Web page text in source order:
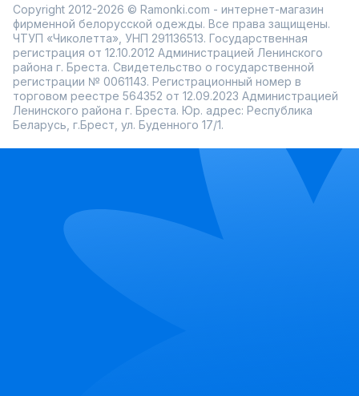
Варианты с коротким и длинным рукавом
Подходят для ежедневной носки и работы
Заказы обрабатываются быстро, есть возможность
примерки перед покупкой. Ramonki предлагает не только
розничные, но и оптовые варианты. Скидки и акции
делают покупки выгодными, а мобильное приложение
позволяет отслеживать новинки и оформлять заказ
буквально за несколько секунд.
Copyright 2012-2026 © Ramonki.com - интернет-магазин
фирменной белорусской одежды. Все права защищены.
ЧТУП «Чиколетта», УНП 291136513. Государственная
регистрация от 12.10.2012 Администрацией Ленинского
района г. Бреста. Свидетельство о государственной
регистрации № 0061143. Регистрационный номер в
торговом реестре 564352 от 12.09.2023 Администрацией
Ленинского района г. Бреста. Юр. адрес: Республика
Беларусь, г.Брест, ул. Буденного 17/1.